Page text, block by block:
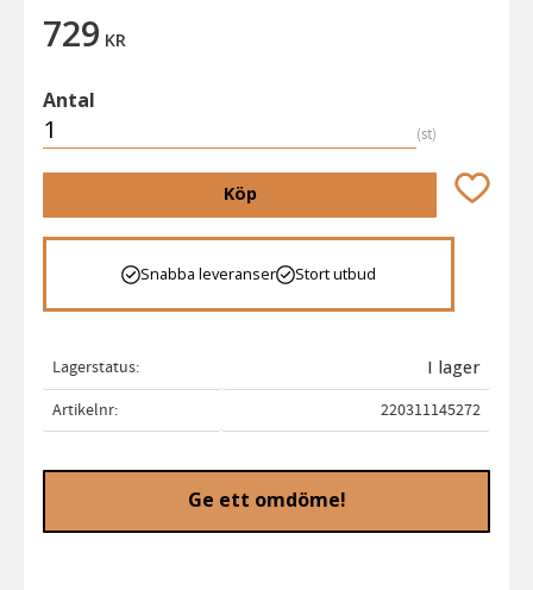
729 KR
Antal
st
Köp Lägg till
Snabba leveranser Stort utbud
Lagerstatus
I lager
Artikelnr
220311145272
Ge ett omdöme!